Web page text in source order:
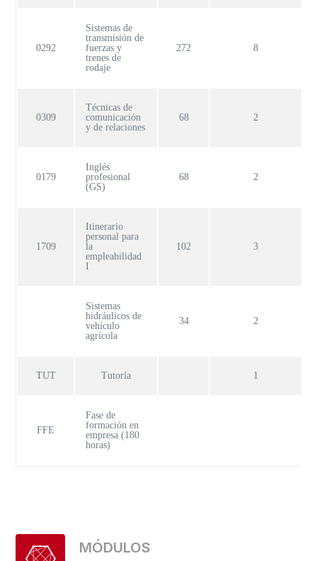
0292
Sistemas de
transmisión de
fuerzas y
trenes de
rodaje
272 8
0309
Técnicas de
comunicación
y de relaciones
68 2
0179
Inglés
profesional
(GS)
68 2
1709
Itinerario
personal para
la
empleabilidad
I
102 3
Sistemas
hidráulicos de
vehículo
agrícola
34 2
TUT Tutoría 1
FFE
Fase de
formación en
empresa (180
horas)
MÓDULOS